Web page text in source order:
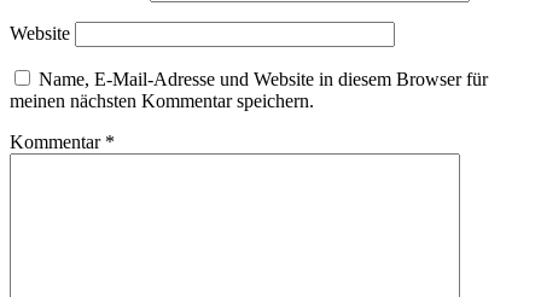
Website
Name, E-Mail-Adresse und Website in diesem Browser für
meinen nächsten Kommentar speichern.
Kommentar *